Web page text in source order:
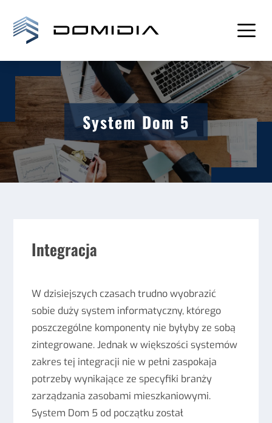
System Dom 5
Integracja
W dzisiejszych czasach trudno wyobrazić
sobie duży system informatyczny, którego
poszczególne komponenty nie byłyby ze sobą
zintegrowane. Jednak w większości systemów
zakres tej integracji nie w pełni zaspokaja
potrzeby wynikające ze specyfiki branży
zarządzania zasobami mieszkaniowymi.
System Dom 5 od początku został